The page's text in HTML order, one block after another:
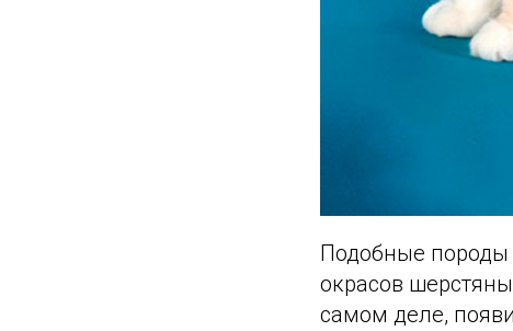
Подобные породы
окрасов
самом деле,